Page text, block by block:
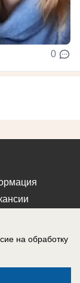
0
технологий и
на обработку